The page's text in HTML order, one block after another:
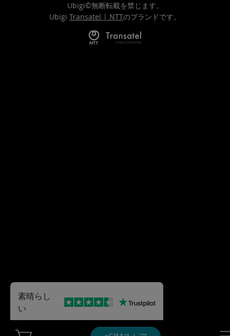
Ubigi©無断転載を禁じます。
Ubigi Transatel | NTTのブランドです。
素晴らし
い